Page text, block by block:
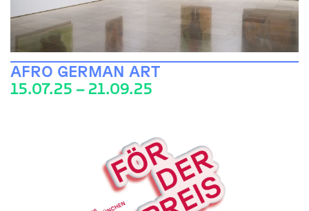
AFRO GERMAN ART
15.07.25 – 21.09.25